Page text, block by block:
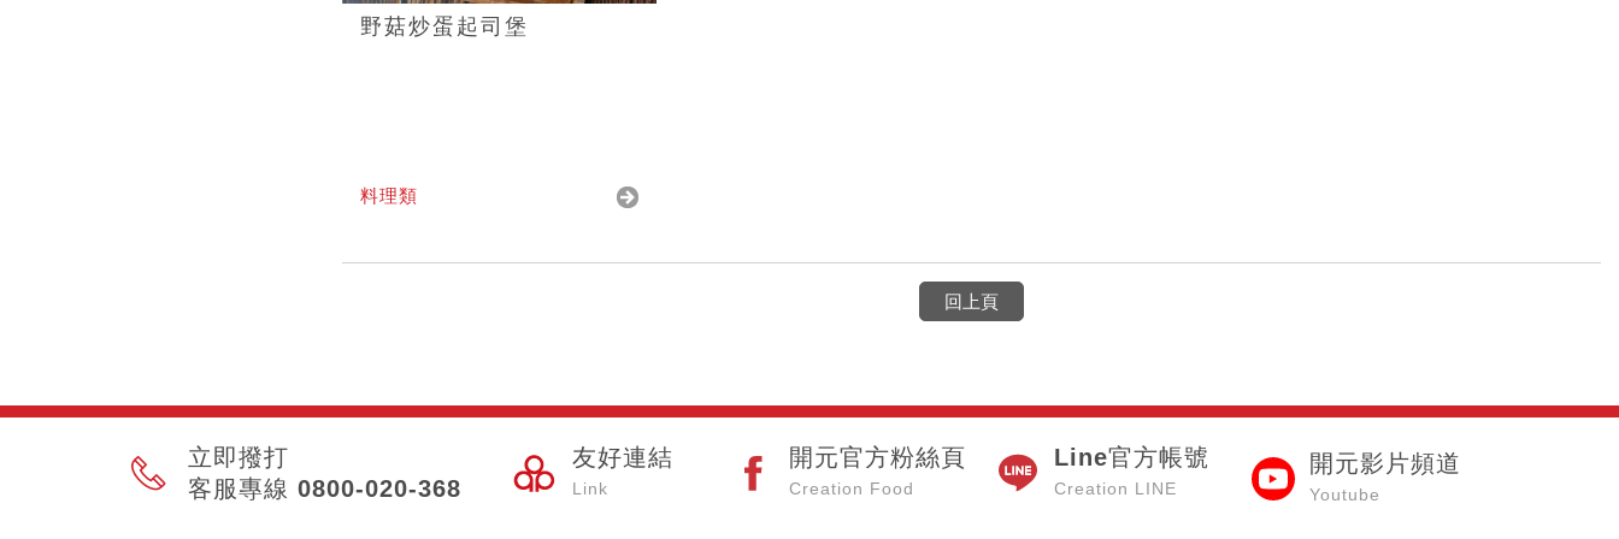
野菇炒蛋起司堡
料理類
回上頁
立即撥打
客服專線 0800-020-368
友好連結
Link
開元官方粉絲頁
Creation Food
Line官方帳號
Creation LINE
開元影片頻道
Youtube